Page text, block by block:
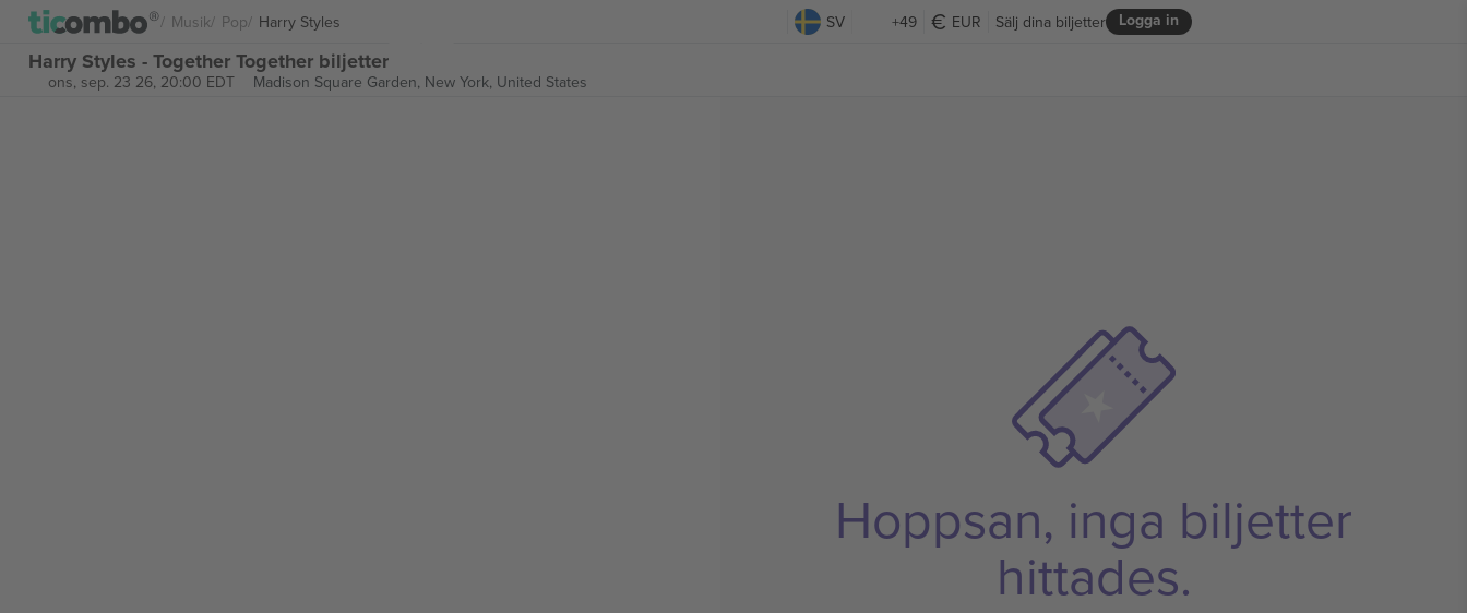
Musik Pop Harry Styles SV +49 EUR Logga in
Sälj dina biljetter
Harry Styles - Together Together biljetter
ons, sep. 23 26, 20:00 EDT Madison Square Garden, New York, United States
Hoppsan, inga biljetter
hittades.